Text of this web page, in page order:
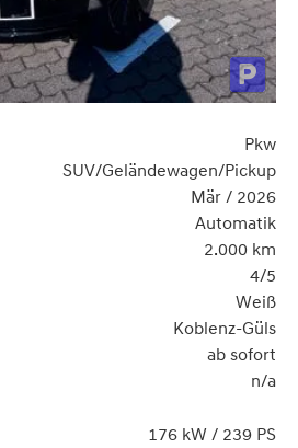
Pkw
SUV/Geländewagen/Pickup
Mär / 2026
Automatik
2.000 km
4/5
Weiß
Koblenz-Güls
ab sofort
n/a
176 kW / 239 PS